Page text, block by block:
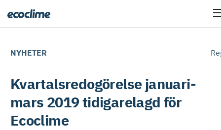
NYHETER
Kvartalsredogörelse januari-
mars 2019 tidigarelagd för
Ecoclime